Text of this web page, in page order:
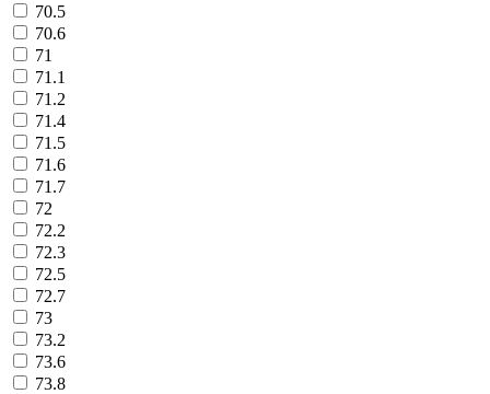
70.5
70.6
71
71.1
71.2
71.4
71.5
71.6
71.7
72
72.2
72.3
72.5
72.7
73
73.2
73.6
73.8